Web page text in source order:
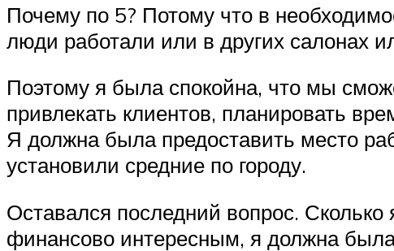
Почему по 5? Потому что в
люди работали или в других салонах
Поэтому я была спокойна, что мы
привлекать клиентов, планировать
Я должна была предоставить место
установили средние по городу.
Оставался последний вопрос.
финансово интересным, я должна